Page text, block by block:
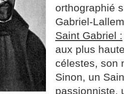
orthographié
Gabriel-
Saint Gabriel :
aux plus
célestes, son
Sinon, un
passionniste,